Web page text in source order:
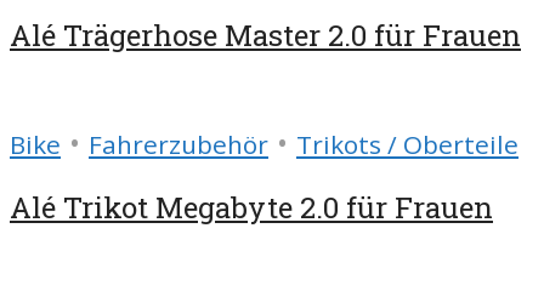
Alé Trägerhose Master 2.0 für Frauen
Bike • Fahrerzubehör • Trikots / Oberteile
Alé Trikot Megabyte 2.0 für Frauen